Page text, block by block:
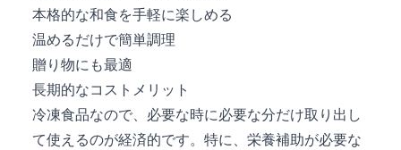
本格的な和食を手軽に楽しめる
温めるだけで簡単調理
贈り物にも最適
長期的なコストメリット
冷凍食品なので、必要な時に必要な分だけ取り出し
て使えるのが経済的です。特に、栄養補助が必要な